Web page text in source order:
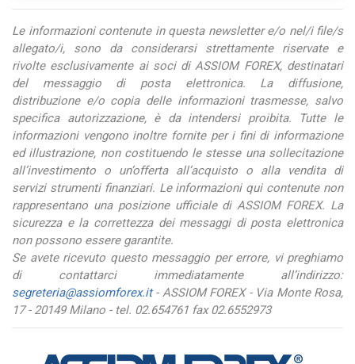
Le informazioni contenute in questa newsletter e/o nel/i file/s
allegato/i, sono da considerarsi strettamente riservate e
rivolte esclusivamente ai soci di ASSIOM FOREX, destinatari
del messaggio di posta elettronica. La diffusione,
distribuzione e/o copia delle informazioni trasmesse, salvo
specifica autorizzazione, è da intendersi proibita. Tutte le
informazioni vengono inoltre fornite per i fini di informazione
ed illustrazione, non costituendo le stesse una sollecitazione
all’investimento o un’offerta all’acquisto o alla vendita di
servizi strumenti finanziari. Le informazioni qui contenute non
rappresentano una posizione ufficiale di ASSIOM FOREX. La
sicurezza e la correttezza dei messaggi di posta elettronica
non possono essere garantite.
Se avete ricevuto questo messaggio per errore, vi preghiamo
di contattarci immediatamente all’indirizzo:
segreteria@assiomforex.it- ASSIOM FOREX - Via Monte Rosa,
17 - 20149 Milano - tel. 02.654761 fax 02.6552973